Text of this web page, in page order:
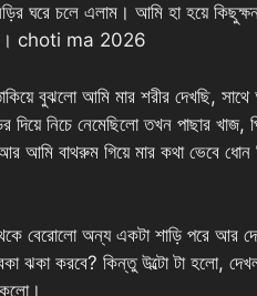
ঘরে চলে এলাম। আমি হা হয়ে
choti ma 2026
বুঝলো আমি মার শরীর দেখছি,
দিয়ে নিচে নেমেছিলো তখন পাছার
আমি বাথরুম গিয়ে মার কথা ভেবে ধোন
বেরোলো অন্য একটা শাড়ি পরে আর
ঝকা করবে? কিন্তু উল্টো টা হলো,